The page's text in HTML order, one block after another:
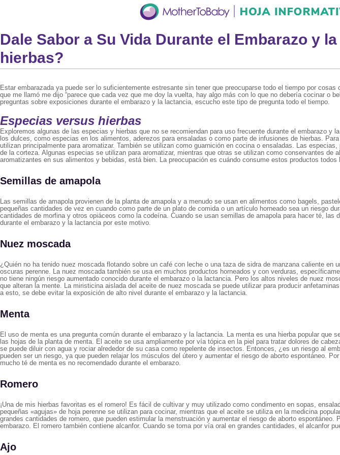
Dale Sabor a Su Vida Durante el Embarazo y
hierbas?
Estar embarazada ya puede ser lo suficientemente estresante sin tener que preocuparse todo el tiempo por
que me llamó me dijo “parece que cada vez que me doy la vuelta, hay algo más con lo que no debería cocinar o
preguntas sobre exposiciones durante el embarazo y la lactancia, escucho este tipo de pregunta todo el tiempo.
Especias versus hierbas
Exploremos algunas de las especias y hierbas que no se recomiendan para uso frecuente durante el embarazo
los dulces, como especias en los alimentos, aderezos para ensaladas o como parte de infusiones de hierbas.
utilizan principalmente para aromatizar. También se utilizan como guarnición en cocina o ensaladas. Las
de la corteza. Algunas especias se utilizan para aromatizar, mientras que otras se utilizan como conservantes
aromatizantes en sus alimentos y bebidas, está bien. La preocupación es cuándo consume estos productos
Semillas de amapola
Las semillas de amapola provienen de la planta de amapola y a menudo se usan en alimentos como bagels,
pequeñas cantidades de vez en cuando como parte de un plato de comida o un artículo horneado sea un riesgo
cantidades de morfina y otros opiáceos como la codeína. Cuando se usan semillas de amapola para hacer té,
durante el embarazo y la lactancia por este motivo.
Nuez moscada
¿Quién no ha tenido nuez moscada flotando sobre un café con leche o una taza de sidra de manzana caliente
oscuras perenne. La nuez moscada también se usa en muchos productos horneados y con verduras,
no tiene ningún riesgo aumentado conocido durante el embarazo o la lactancia. Pero los altos niveles de nuez
que alteran la mente. La miristicina aislada del aceite de nuez moscada se puede utilizar para producir
a esto, se debe evitar la exposición de alto nivel durante el embarazo y la lactancia.
Menta
El uso de menta es una pregunta común durante el embarazo y la lactancia. La menta es una hierba popular
las hojas de la planta de menta. El aceite se usa ampliamente por vía tópica en la piel para tratar dolores de
se puede diluir con agua y rociar alrededor de su casa como repelente de insectos. Entonces, ¿es un riesgo al
pueden ser un riesgo, ya que pueden relajar los músculos del útero y aumentar el riesgo de aborto espontáneo.
mucho té de menta es no recomendado durante el embarazo.
Romero
¡Una de mis hierbas favoritas es el romero! Es fácil de cultivar y muy utilizado como condimento en sopas,
pequeñas «agujas» de hoja perenne se utilizan para cocinar, mientras que el aceite se utiliza en la medicina
grandes cantidades de romero, que pueden estimular la menstruación y aumentar el riesgo de aborto
embarazo. El romero también contiene alcanfor. Cuando se toma por vía oral en grandes cantidades, el alcanfor
Ajo